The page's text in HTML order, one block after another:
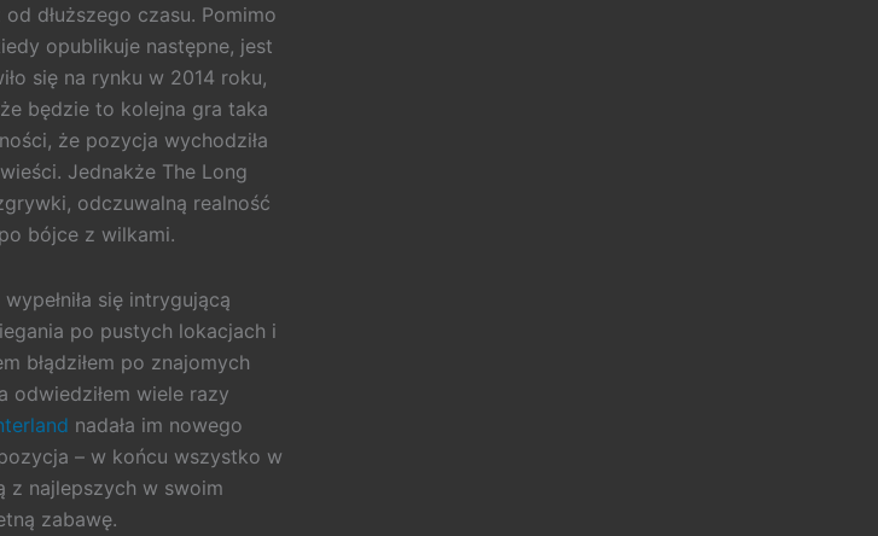
dłuższego czasu. Pomimo
opublikuje następne, jest
się na rynku w 2014 roku,
będzie to kolejna gra taka
że pozycja wychodziła
Jednakże The Long
odczuwalną realność
bójce z wilkami.
się intrygującą
po pustych lokacjach i
błądziłem po znajomych
odwiedziłem wiele razy
nadała im nowego
– w końcu wszystko w
z najlepszych w swoim
zabawę.